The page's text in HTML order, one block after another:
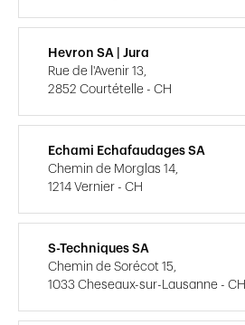
Hevron SA | Jura
Rue de l'Avenir 13,
2852 Courtételle - CH
Echami Echafaudages SA
Chemin de Morglas 14,
1214 Vernier - CH
S-Techniques SA
Chemin de Sorécot 15,
1033 Cheseaux-sur-Lausanne - CH